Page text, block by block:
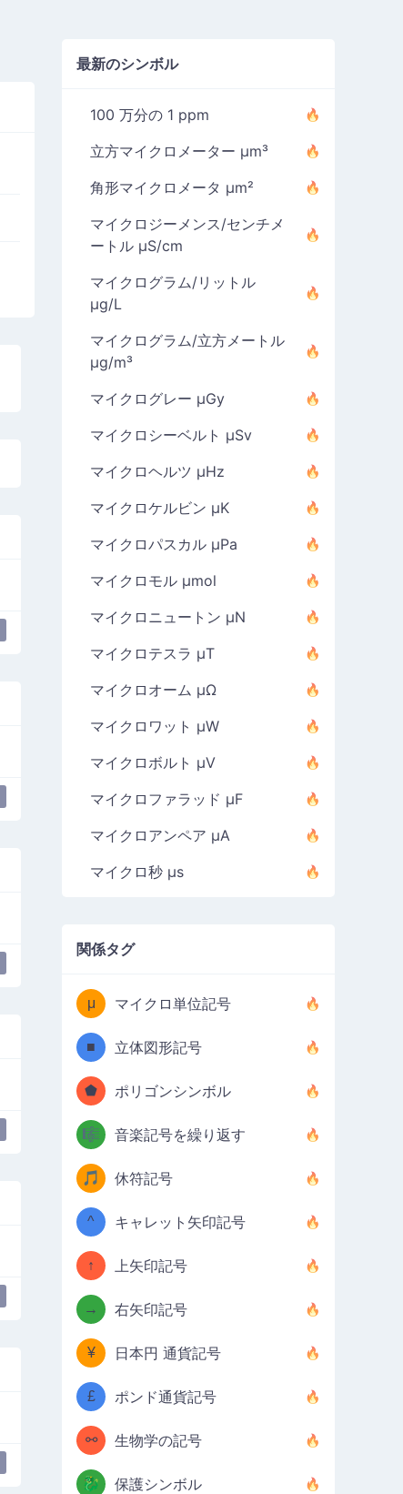
最新のシンボル
100 万分の 1 ppm
立方マイクロメーター µm³
角形マイクロメータ µm²
マイクロジーメンス/センチメ
ートル µS/cm
マイクログラム/リットル
µg/L
マイクログラム/立方メートル
µg/m³
マイクログレー µGy
マイクロシーベルト µSv
マイクロヘルツ µHz
マイクロケルビン µK
マイクロパスカル µPa
マイクロモル µmol
マイクロニュートン µN
マイクロテスラ µT
マイクロオーム µΩ
マイクロワット µW
マイクロボルト µV
マイクロファラッド µF
マイクロアンペア µA
マイクロ秒 µs
関係タグ
μ マイクロ単位記号
■ 立体図形記号
⬟ ポリゴンシンボル
🎼 音楽記号を繰り返す
🎵 休符記号
^ キャレット矢印記号
↑ 上矢印記号
→ 右矢印記号
¥ 日本円 通貨記号
£ ポンド通貨記号
⚯ 生物学の記号
🐉 保護シンボル